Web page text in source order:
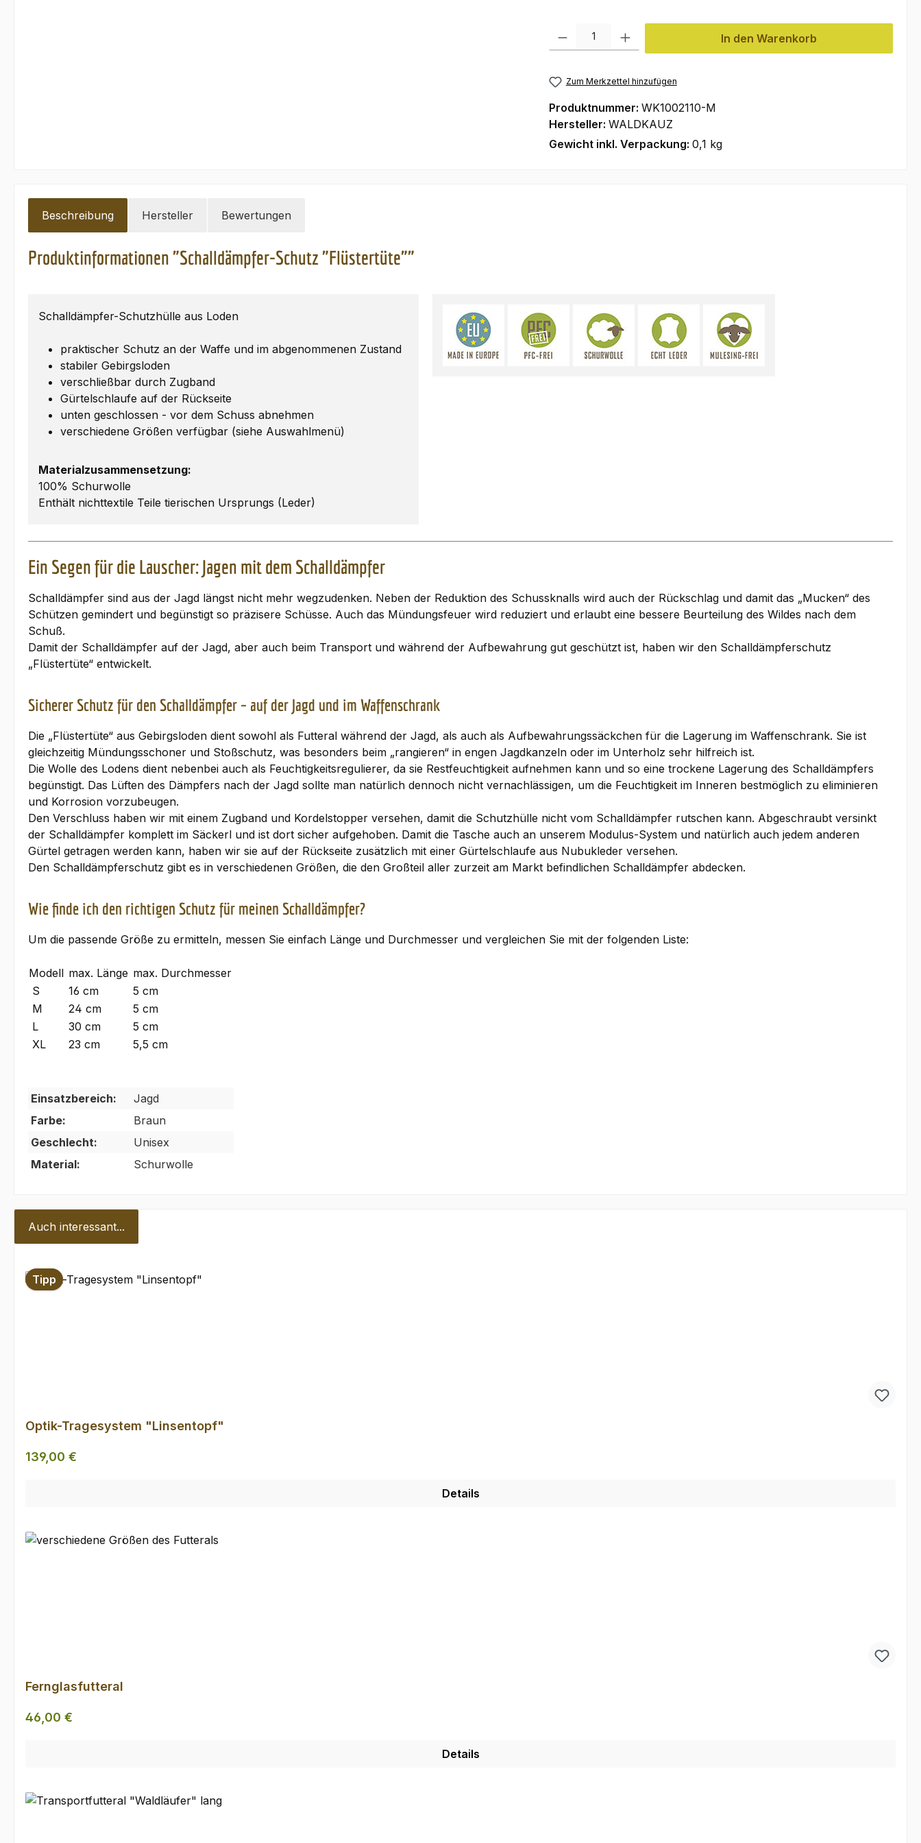
Produkt Anzahl: Gib den gewünschten Wert ein oder benutze die Schaltflächen
In den Warenkorb
Zum Merkzettel hinzufügen
Produktnummer: WK1002110-M
Hersteller: WALDKAUZ
Gewicht inkl. Verpackung: 0,1 kg
Beschreibung Hersteller Bewertungen
Produktinformationen "Schalldämpfer-Schutz "Flüstertüte""
Schalldämpfer-Schutzhülle aus Loden
praktischer Schutz an der Waffe und im abgenommenen Zustand
stabiler Gebirgsloden
verschließbar durch Zugband
Gürtelschlaufe auf der Rückseite
unten geschlossen - vor dem Schuss abnehmen
verschiedene Größen verfügbar (siehe Auswahlmenü)
Materialzusammensetzung:
100% Schurwolle
Enthält nichttextile Teile tierischen Ursprungs (Leder)
Ein Segen für die Lauscher: Jagen mit dem Schalldämpfer
Schalldämpfer sind aus der Jagd längst nicht mehr wegzudenken. Neben der Reduktion des Schussknalls wird auch der Rückschlag und damit das „Mucken“ des
Schützen gemindert und begünstigt so präzisere Schüsse. Auch das Mündungsfeuer wird reduziert und erlaubt eine bessere Beurteilung des Wildes nach dem
Schuß.
Damit der Schalldämpfer auf der Jagd, aber auch beim Transport und während der Aufbewahrung gut geschützt ist, haben wir den Schalldämpferschutz
„Flüstertüte“ entwickelt.
Sicherer Schutz für den Schalldämpfer – auf der Jagd und im Waffenschrank
Die „Flüstertüte“ aus Gebirgsloden dient sowohl als Futteral während der Jagd, als auch als Aufbewahrungssäckchen für die Lagerung im Waffenschrank. Sie ist
gleichzeitig Mündungsschoner und Stoßschutz, was besonders beim „rangieren“ in engen Jagdkanzeln oder im Unterholz sehr hilfreich ist.
Die Wolle des Lodens dient nebenbei auch als Feuchtigkeitsregulierer, da sie Restfeuchtigkeit aufnehmen kann und so eine trockene Lagerung des Schalldämpfers
begünstigt. Das Lüften des Dämpfers nach der Jagd sollte man natürlich dennoch nicht vernachlässigen, um die Feuchtigkeit im Inneren bestmöglich zu eliminieren
und Korrosion vorzubeugen.
Den Verschluss haben wir mit einem Zugband und Kordelstopper versehen, damit die Schutzhülle nicht vom Schalldämpfer rutschen kann. Abgeschraubt versinkt
der Schalldämpfer komplett im Säckerl und ist dort sicher aufgehoben. Damit die Tasche auch an unserem Modulus-System und natürlich auch jedem anderen
Gürtel getragen werden kann, haben wir sie auf der Rückseite zusätzlich mit einer Gürtelschlaufe aus Nubukleder versehen.
Den Schalldämpferschutz gibt es in verschiedenen Größen, die den Großteil aller zurzeit am Markt befindlichen Schalldämpfer abdecken.
Wie finde ich den richtigen Schutz für meinen Schalldämpfer?
Um die passende Größe zu ermitteln, messen Sie einfach Länge und Durchmesser und vergleichen Sie mit der folgenden Liste:
Modell max. Länge max. Durchmesser
S
16 cm
5 cm
M
24 cm
5 cm
L
30 cm
5 cm
XL
23 cm 5,5 cm
Einsatzbereich:
Jagd
Farbe:
Braun
Geschlecht:
Unisex
Material:
Schurwolle
Auch interessant...
Produktgalerie überspringen
Tipp
Optik-Tragesystem "Linsentopf"
Regulärer Preis:
139,00 €
Details
Fernglasfutteral
Regulärer Preis:
46,00 €
Details